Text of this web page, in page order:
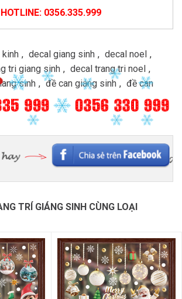
HOTLINE: 0356.335.999
kinh , decal giang sinh , decal noel ,
tri giang sinh , decal trang tri noel ,
sinh , đề can giáng sinh , đề can
TRÍ GIÁNG SINH CÙNG LOẠI